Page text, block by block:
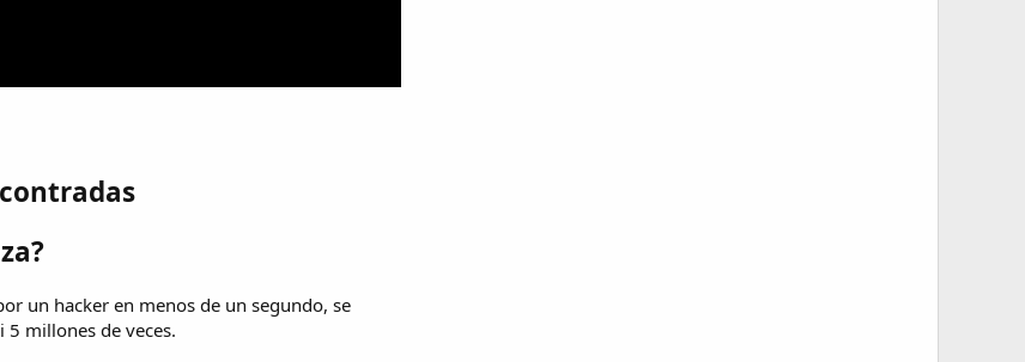
un hacker en menos de un segundo, se
5 millones de veces.